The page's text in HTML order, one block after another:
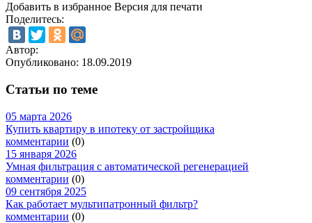
Добавить в избранное Версия для печати
Поделитесь:
Автор:
Опубликовано: 18.09.2019
Статьи по теме
05 марта 2026
Купить квартиру в ипотеку от застройщика
комментарии (0)
15 января 2026
Умная фильтрация с автоматической регенерацией
комментарии (0)
09 сентября 2025
Как работает мультипатронный фильтр?
комментарии (0)